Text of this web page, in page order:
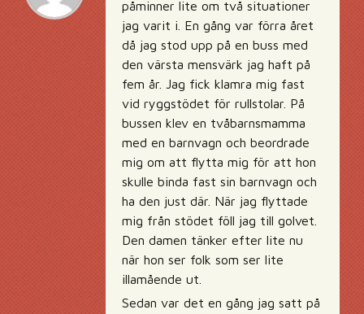
påminner lite om två situationer
jag varit i. En gång var förra året
då jag stod upp på en buss med
den värsta mensvärk jag haft på
fem år. Jag fick klamra mig fast
vid ryggstödet för rullstolar. På
bussen klev en tvåbarnsmamma
med en barnvagn och beordrade
mig om att flytta mig för att hon
skulle binda fast sin barnvagn och
ha den just där. När jag flyttade
mig från stödet föll jag till golvet.
Den damen tänker efter lite nu
när hon ser folk som ser lite
illamående ut.
Sedan var det en gång jag satt på